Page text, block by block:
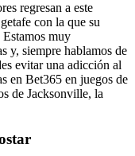
regresan a este
con la que su
muy
y, siempre hablamos de
evitar una adicción al
en Bet365 en juegos de
de Jacksonville, la